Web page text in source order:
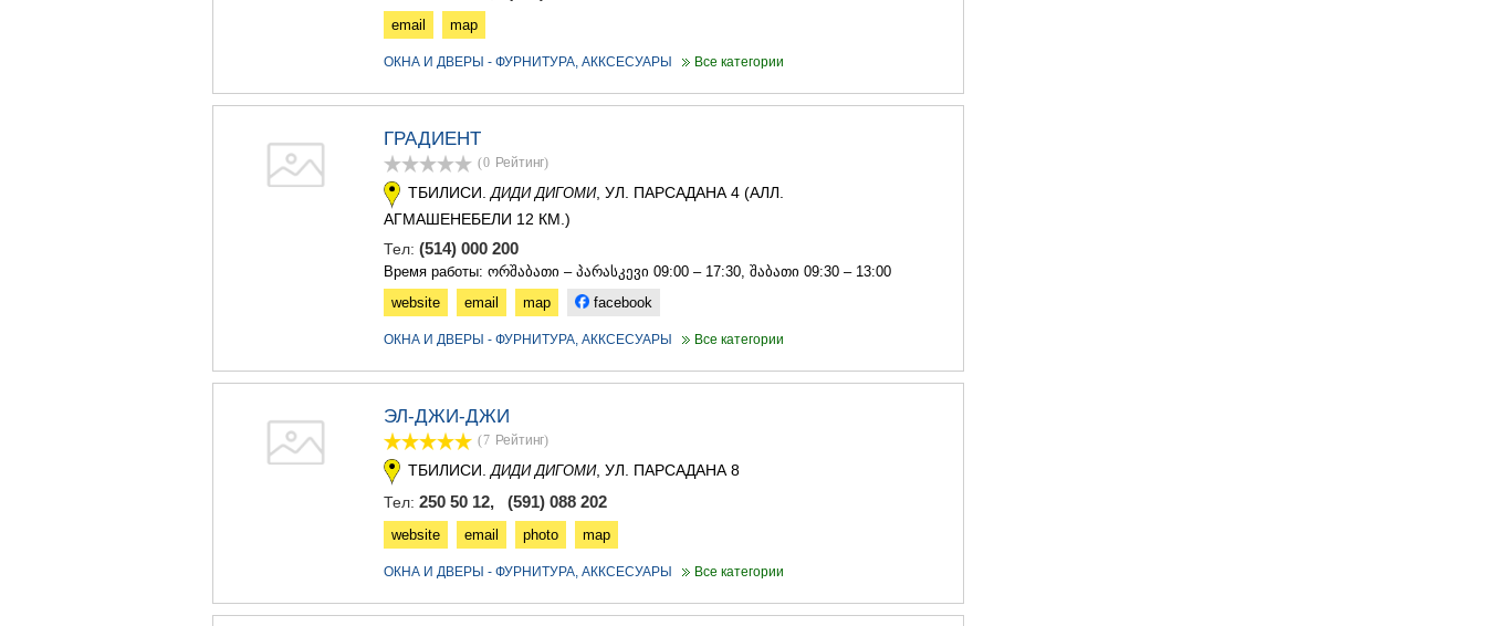
email map
ОКНА И ДВЕРЫ - ФУРНИТУРА, АККСЕСУАРЫ Все категории
ГРАДИЕНТ
(0 Рейтинг)
ТБИЛИСИ.ДИДИ ДИГОМИ, УЛ. ПАРСАДАНА 4 (АЛЛ.
АГМАШЕНЕБЕЛИ 12 КМ.)
Тел: (514) 000 200
Время работы: ორშაბათი – პარასკევი 09:00 – 17:30, შაბათი 09:30 – 13:00
website
email map facebook
ОКНА И ДВЕРЫ - ФУРНИТУРА, АККСЕСУАРЫ Все категории
ЭЛ-ДЖИ-ДЖИ
(7 Рейтинг)
ТБИЛИСИ. ДИДИ ДИГОМИ, УЛ. ПАРСАДАНА 8
Тел: 250 50 12, (591) 088 202
website email photo map
ОКНА И ДВЕРЫ - ФУРНИТУРА, АККСЕСУАРЫ Все категории